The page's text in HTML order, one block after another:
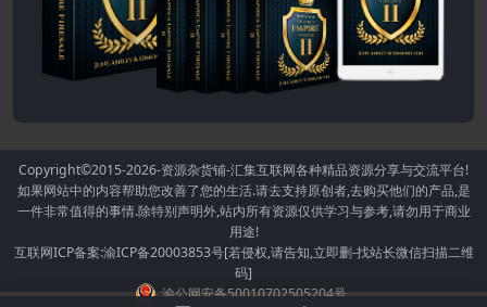
Copyright©2015-2026-资源杂货铺-汇集互联网各种精品资源分享与交流平台!
如果网站中的内容帮助您改善了您的生活.请去支持原创者,去购买他们的产品,是
一件非常值得的事情.除特别声明外,站内所有资源仅供学习与参考,请勿用于商业
用途!
互联网ICP备案:渝ICP备20003853号[若侵权,请告知,立即删-找站长微信扫描二维
码]
渝公网安备50010702505204号